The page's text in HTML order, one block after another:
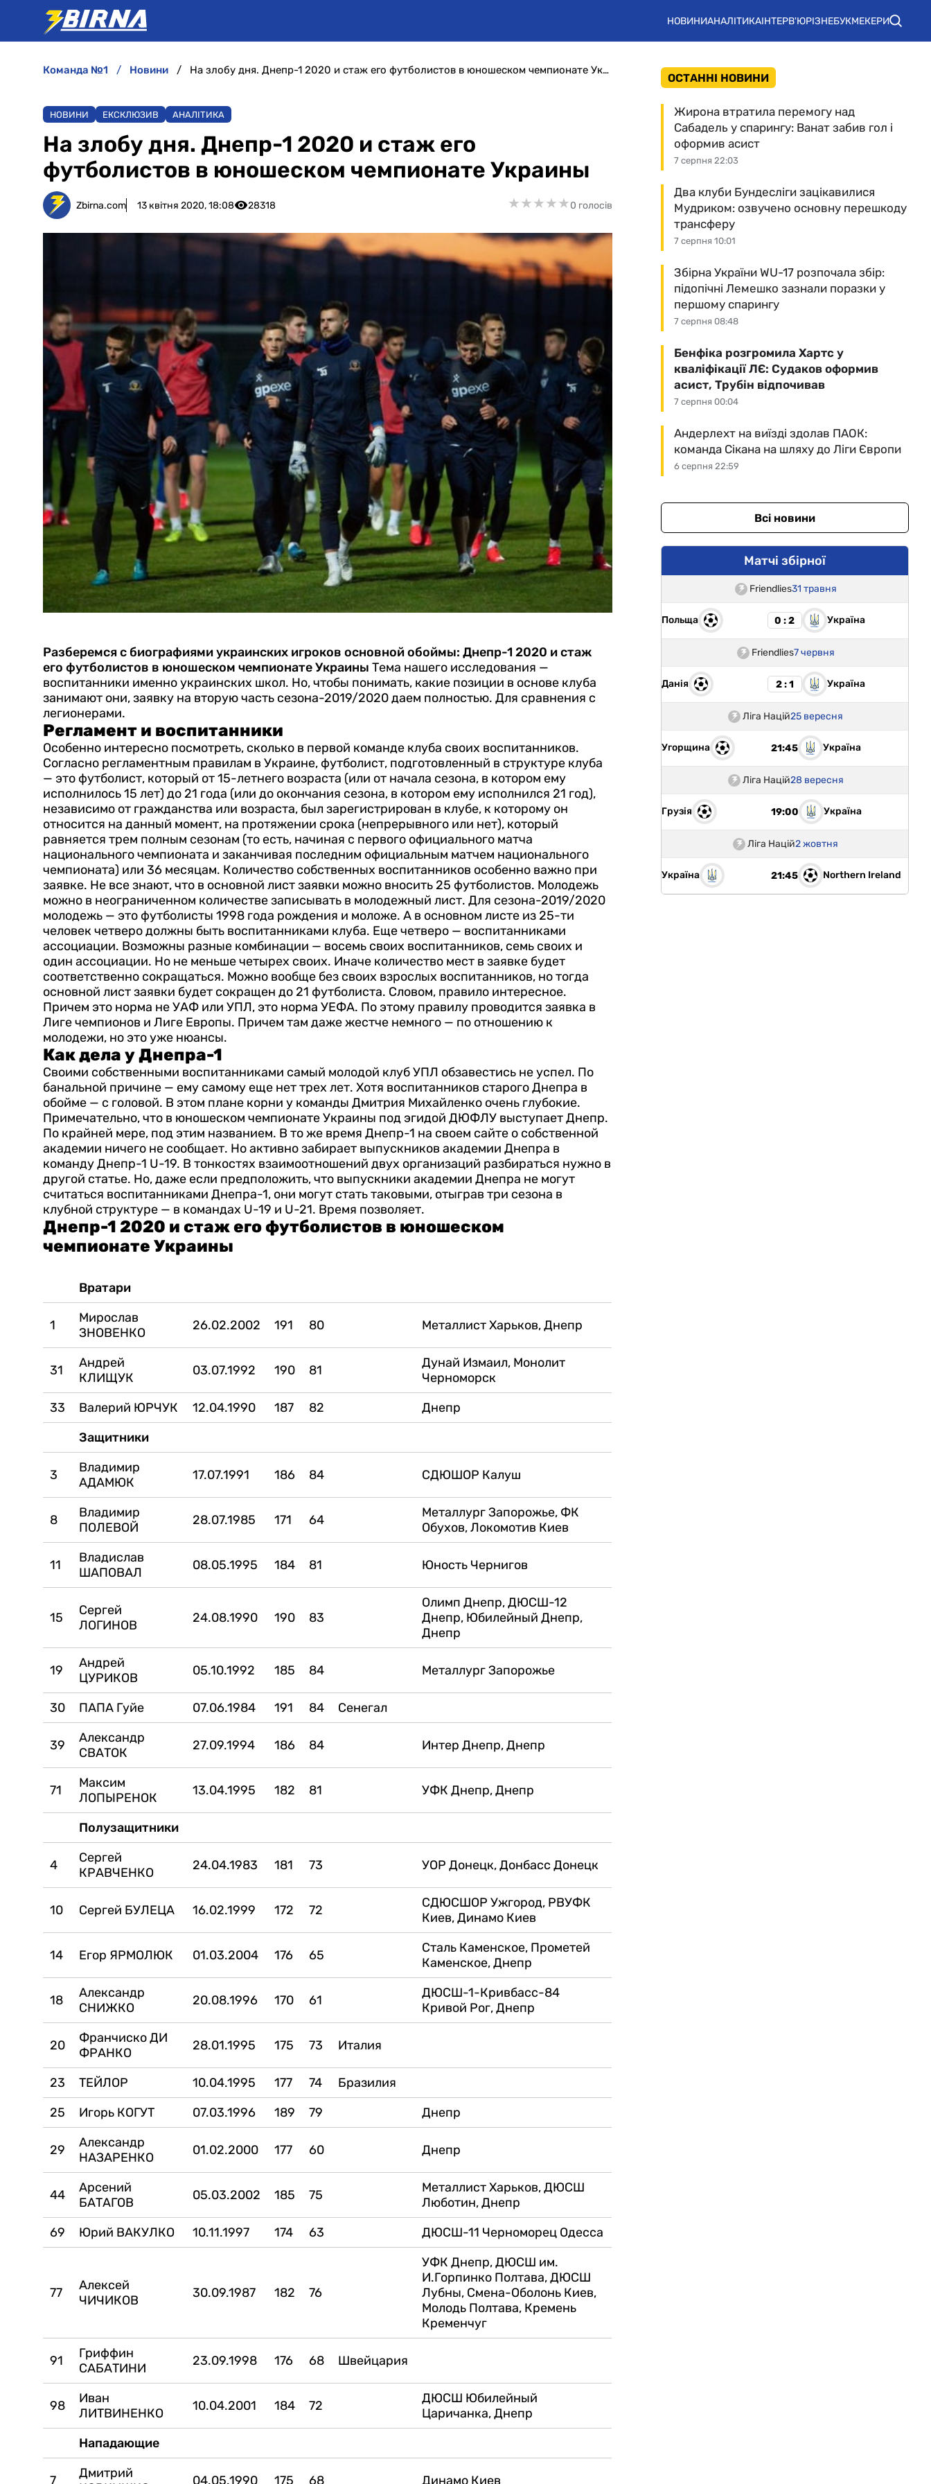
НОВИНИАНАЛІТИКАІНТЕРВ'ЮРІЗНЕБУКМЕКЕРИ
команда №1 новини На злобу дня. Днепр-1 2020 и стаж его футболистов в юношеском чемпионате Украины
НОВИНИ ЕКСКЛЮЗИВ АНАЛІТИКА
На злобу дня. Днепр-1 2020 и стаж его
футболистов в юношеском чемпионате Украины
Zbirna.com 13 квітня 2020, 18:08 28318 ★★★★★
★★★★★0 голосів
Разберемся с биографиями украинских игроков основной обоймы: Днепр-1 2020 и стаж
его футболистов в юношеском чемпионате Украины Тема нашего исследования —
воспитанники именно украинских школ. Но, чтобы понимать, какие позиции в основе клуба
занимают они, заявку на вторую часть сезона-2019/2020 даем полностью. Для сравнения с
легионерами.
Регламент и воспитанники
Особенно интересно посмотреть, сколько в первой команде клуба своих воспитанников.
Согласно регламентным правилам в Украине, футболист, подготовленный в структуре клуба
— это футболист, который от 15-летнего возраста (или от начала сезона, в котором ему
исполнилось 15 лет) до 21 года (или до окончания сезона, в котором ему исполнился 21 год),
независимо от гражданства или возраста, был зарегистрирован в клубе, к которому он
относится на данный момент, на протяжении срока (непрерывного или нет), который
равняется трем полным сезонам (то есть, начиная с первого официального матча
национального чемпионата и заканчивая последним официальным матчем национального
чемпионата) или 36 месяцам. Количество собственных воспитанников особенно важно при
заявке. Не все знают, что в основной лист заявки можно вносить 25 футболистов. Молодежь
можно в неограниченном количестве записывать в молодежный лист. Для сезона-2019/2020
молодежь — это футболисты 1998 года рождения и моложе. А в основном листе из 25-ти
человек четверо должны быть воспитанниками клуба. Еще четверо — воспитанниками
ассоциации. Возможны разные комбинации — восемь своих воспитанников, семь своих и
один ассоциации. Но не меньше четырех своих. Иначе количество мест в заявке будет
соответственно сокращаться. Можно вообще без своих взрослых воспитанников, но тогда
основной лист заявки будет сокращен до 21 футболиста. Словом, правило интересное.
Причем это норма не УАФ или УПЛ, это норма УЕФА. По этому правилу проводится заявка в
Лиге чемпионов и Лиге Европы. Причем там даже жестче немного — по отношению к
молодежи, но это уже нюансы.
Как дела у Днепра-1
Своими собственными воспитанниками самый молодой клуб УПЛ обзавестись не успел. По
банальной причине — ему самому еще нет трех лет. Хотя воспитанников старого Днепра в
обойме — с головой. В этом плане корни у команды Дмитрия Михайленко очень глубокие.
Примечательно, что в юношеском чемпионате Украины под эгидой ДЮФЛУ выступает Днепр.
По крайней мере, под этим названием. В то же время Днепр-1 на своем сайте о собственной
академии ничего не сообщает. Но активно забирает выпускников академии Днепра в
команду Днепр-1 U-19. В тонкостях взаимоотношений двух организаций разбираться нужно в
другой статье. Но, даже если предположить, что выпускники академии Днепра не могут
считаться воспитанниками Днепра-1, они могут стать таковыми, отыграв три сезона в
клубной структуре — в командах U-19 и U-21. Время позволяет.
Днепр-1 2020 и стаж его футболистов в юношеском
чемпионате Украины
Вратари
1
Мирослав
ЗНОВЕНКО
26.02.2002 191 80 Металлист Харьков, Днепр
31
Андрей
КЛИЩУК
03.07.1992 190 81
Дунай Измаил, Монолит
Черноморск
33
Валерий ЮРЧУК 12.04.1990 187 82
Днепр
Защитники
3
Владимир
АДАМЮК
17.07.1991 186 84 СДЮШОР Калуш
8
Владимир
ПОЛЕВОЙ
28.07.1985 171 64
Металлург Запорожье, ФК
Обухов, Локомотив Киев
11
Владислав
ШАПОВАЛ
08.05.1995 184 81 Юность Чернигов
15
Сергей
ЛОГИНОВ
24.08.1990 190 83
Олимп Днепр, ДЮСШ-12
Днепр, Юбилейный Днепр,
Днепр
19
Андрей
ЦУРИКОВ
05.10.1992 185 84 Металлург Запорожье
30 ПАПА Гуйе 07.06.1984 191 84 Сенегал
39
Александр
СВАТОК
27.09.1994 186 84 Интер Днепр, Днепр
71
Максим
ЛОПЫРЕНОК
13.04.1995 182 81 УФК Днепр, Днепр
Полузащитники
4
Сергей
КРАВЧЕНКО
24.04.1983 181 73 УОР Донецк, Донбасс Донецк
10 Сергей БУЛЕЦА 16.02.1999 172 72
СДЮСШОР Ужгород, РВУФК
Киев, Динамо Киев
14 Егор ЯРМОЛЮК 01.03.2004 176 65
Сталь Каменское, Прометей
Каменское, Днепр
18
Александр
СНИЖКО
20.08.1996 170 61
ДЮСШ-1-Кривбасс-84
Кривой Рог, Днепр
20
Франчиско ДИ
ФРАНКО
28.01.1995 175 73 Италия
23 ТЕЙЛОР 10.04.1995 177 74
Бразилия
25
Игорь КОГУТ 07.03.1996 189 79 Днепр
29
Александр
НАЗАРЕНКО
01.02.2000 177 60 Днепр
44
Арсений
БАТАГОВ
05.03.2002 185 75
Металлист Харьков, ДЮСШ
Люботин, Днепр
69
Юрий ВАКУЛКО 10.11.1997 174 63 ДЮСШ-11 Черноморец Одесса
77
Алексей
ЧИЧИКОВ
30.09.1987 182 76
УФК Днепр, ДЮСШ им.
И.Горпинко Полтава, ДЮСШ
Лубны, Смена-Оболонь Киев,
Молодь Полтава, Кремень
Кременчуг
91
Гриффин
САБАТИНИ
23.09.1998 176 68 Швейцария
98
Иван
ЛИТВИНЕНКО
10.04.2001 184 72
ДЮСШ Юбилейный
Царичанка, Днепр
Нападающие
7
Дмитрий
04.05.1990 175 68 Динамо Киев
ОСТАННІ НОВИНИ
7 серпня 22:03
Жирона втратила перемогу над
Сабадель у спарингу: Ванат забив гол і
оформив асист
7 серпня 10:01
Два клуби Бундесліги зацікавилися
Мудриком: озвучено основну перешкоду
трансферу
7 серпня 08:48
Збірна України WU-17 розпочала збір:
підопічні Лемешко зазнали поразки у
першому спарингу
7 серпня 00:04
Бенфіка розгромила Хартс у
кваліфікації ЛЄ: Судаков оформив
асист, Трубін відпочивав
6 серпня 22:59
Андерлехт на виїзді здолав ПАОК:
команда Сікана на шляху до Ліги Європи
Всі новини
Матчі збірної
Friendlies31 травня
Польща 0 : 2 Україна
Friendlies7 червня
Данія 2 : 1 Україна
Ліга Націй25 вересня
Угорщина 21:45 Україна
Ліга Націй28 вересня
Грузія 19:00 Україна
Ліга Націй2 жовтня
Україна 21:45 Northern Ireland